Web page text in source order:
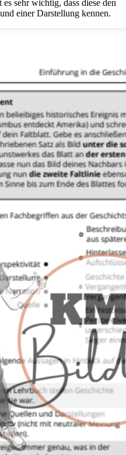
sehr wichtig, dass diese den
einer Darstellung kennen.